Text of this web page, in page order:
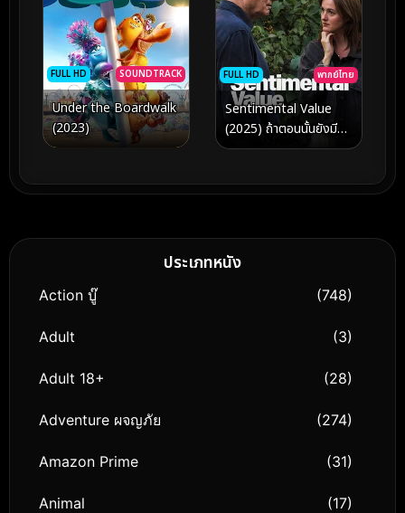
FULL HD SOUNDTRACK
Under the Boardwalk
(2023)
FULL HD พากย์ไทย
Sentimental Value
(2025) ถ้าตอนนั้นยังมี
เรา
ประเภทหนัง
Action บู๊ (748)
Adult (3)
Adult 18+ (28)
Adventure ผจญภัย (274)
Amazon Prime (31)
Animal (17)